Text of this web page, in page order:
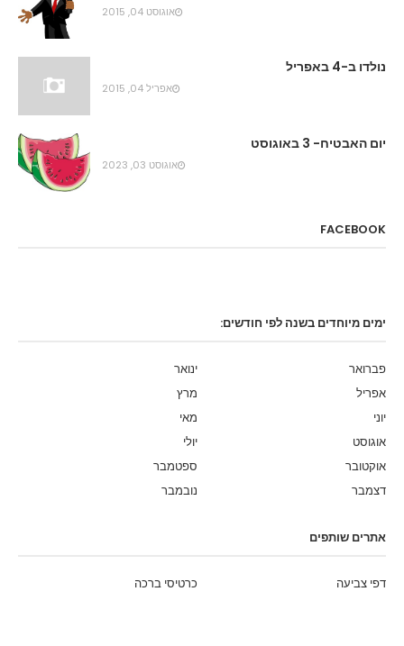
אוגוסט 04, 2015
נולדו ב-4 באפריל
אפריל 04, 2015
יום האבטיח- 3 באוגוסט
אוגוסט 03, 2023
FACEBOOK
ימים מיוחדים בשנה לפי חודשים:
ינואר
פברואר
מרץ
אפריל
מאי
יוני
יולי
אוגוסט
ספטמבר
אוקטובר
נובמבר
דצמבר
אתרים שותפים
כרטיסי ברכה דפי צביעה